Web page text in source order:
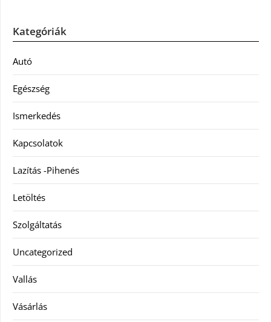
Kategóriák
Autó
Egészség
Ismerkedés
Kapcsolatok
Lazítás -Pihenés
Letöltés
Szolgáltatás
Uncategorized
Vallás
Vásárlás